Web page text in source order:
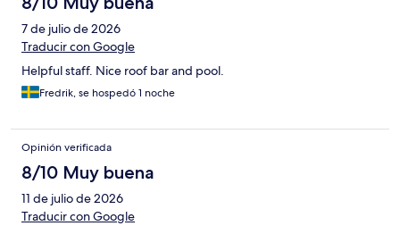
7 de julio de 2026
Traducir con Google
Helpful staff. Nice roof bar and pool.
Fredrik, se hospedó 1 noche
Opinión verificada
8/10 Muy buena
11 de julio de 2026
Traducir con Google